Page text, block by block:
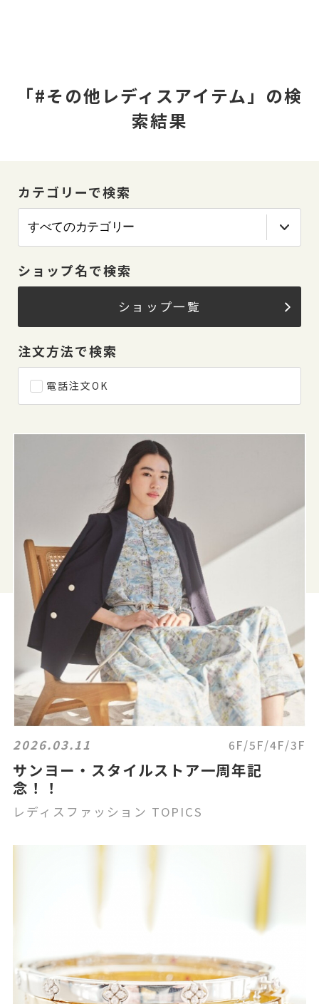
「#その他レディスアイテム」の検
索結果
カテゴリーで検索
ショップ名で検索
ショップ一覧
注文方法で検索
電話注文OK
2026.03.11 6F/5F/4F/3F
サンヨー・スタイルストア一周年記
念！！
レディスファッション TOPICS